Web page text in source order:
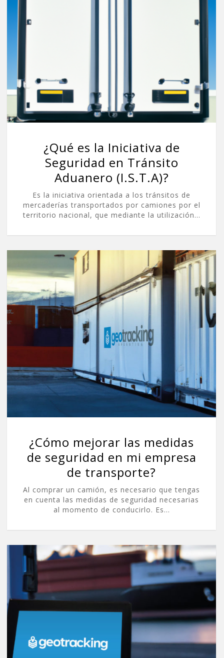
¿Qué es la Iniciativa de
Seguridad en Tránsito
Aduanero (I.S.T.A)?
Es la iniciativa orientada a los tránsitos de
mercaderías transportados por camiones por el
territorio nacional, que mediante la utilización…
¿Cómo mejorar las medidas
de seguridad en mi empresa
de transporte?
Al comprar un camión, es necesario que tengas
en cuenta las medidas de seguridad necesarias
al momento de conducirlo. Es…